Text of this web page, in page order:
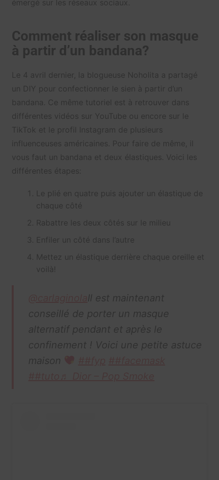
émergé sur les réseaux sociaux.
Comment réaliser son masque
à partir d’un bandana?
Le 4 avril dernier, la blogueuse Noholita a partagé
un DIY pour confectionner le sien à partir d’un
bandana. Ce même tutoriel est à retrouver dans
différentes vidéos sur YouTube ou encore sur le
TikTok et le profil Instagram de plusieurs
influenceuses américaines. Pour faire de même, il
vous faut un bandana et deux élastiques. Voici les
différentes étapes:
Le plié en quatre puis ajouter un élastique de
chaque côté
Rabattre les deux côtés sur le milieu
Enfiler un côté dans l’autre
Mettez un élastique derrière chaque oreille et
voilà!
Il est maintenant
conseillé de porter un masque
alternatif pendant et après le
confinement ! Voici une petite astuce
maison